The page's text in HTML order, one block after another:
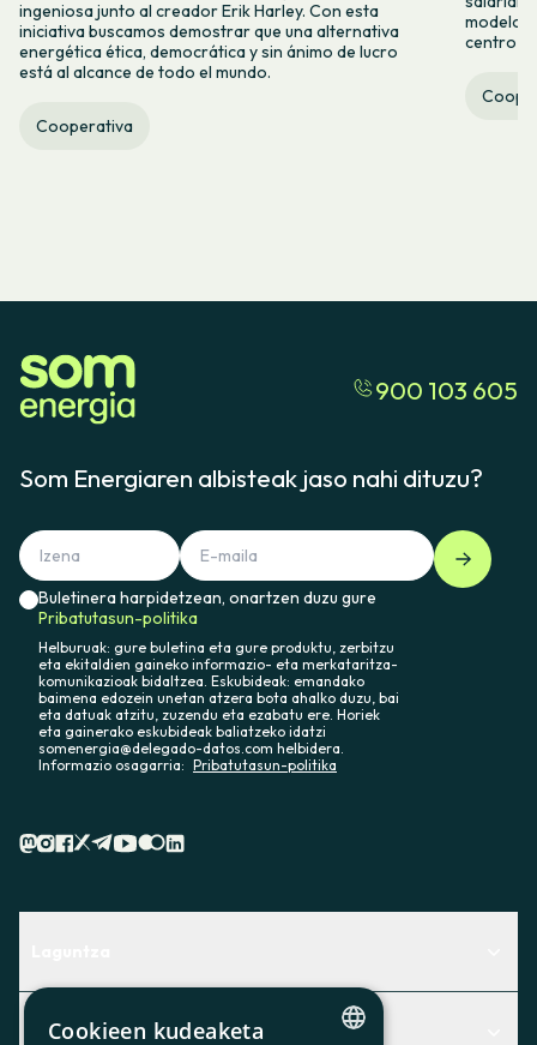
ingeniosa junto al creador Erik Harley. Con esta
iniciativa buscamos demostrar que una alternativa
energética ética, democrática y sin ánimo de lucro
está al alcance de todo el mundo.
Cooperativa
modelo
centro
900 103 605
Som Energiaren albisteak jaso nahi dituzu?
Buletinera harpidetzean, onartzen duzu gure
Pribatutasun-politika
Helburuak: gure buletina eta gure produktu, zerbitzu
eta ekitaldien gaineko informazio- eta merkataritza-
komunikazioak bidaltzea. Eskubideak: emandako
baimena edozein unetan atzera bota ahalko duzu, bai
eta datuak atzitu, zuzendu eta ezabatu ere. Horiek
eta gainerako eskubideak baliatzeko idatzi
somenergia@delegado-datos.com helbidera.
Informazio osagarria: Pribatutasun-politika
Centro de Ayuda
Albisteak
Cookieen kudeaketa